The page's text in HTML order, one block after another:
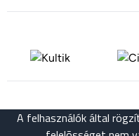
A felhasználók által